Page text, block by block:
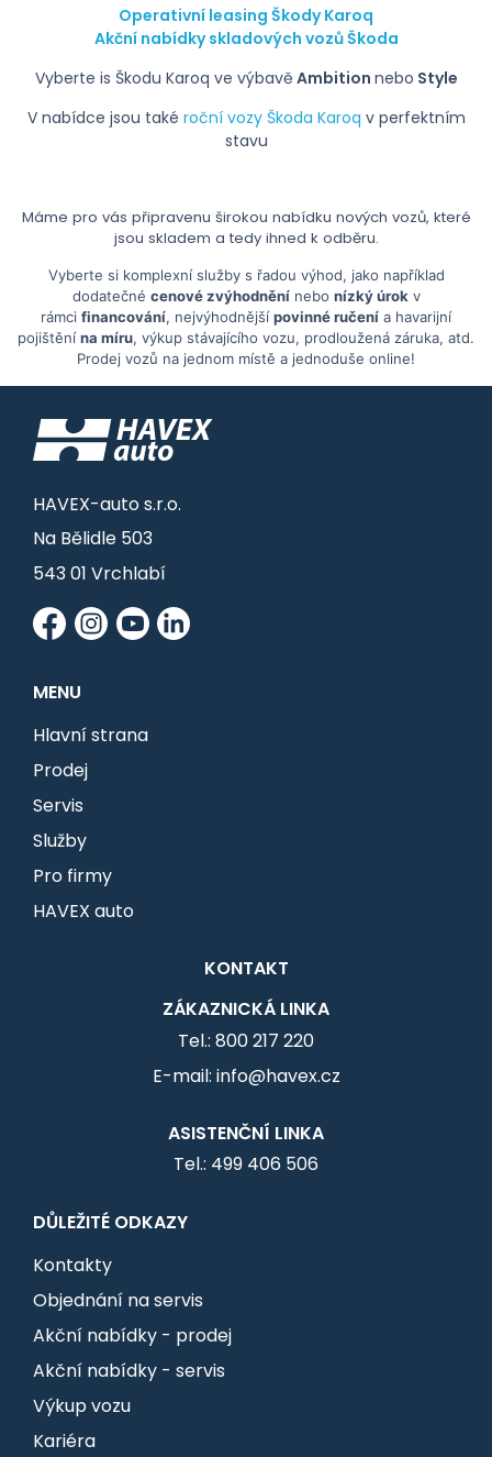
Operativní leasing Škody Karoq
Akční nabídky skladových vozů Škoda
Vyberte is Škodu Karoq ve výbavě Ambition nebo Style
V nabídce jsou také roční vozy Škoda Karoq v perfektním
stavu
Máme pro vás připravenu širokou nabídku nových vozů, které
jsou skladem a tedy ihned k odběru.
Vyberte si komplexní služby s řadou výhod, jako například
dodatečné cenové zvýhodněnínebo nízký úrok v
rámci financování, nejvýhodnější povinné ručení a havarijní
pojištění na míru, výkup stávajícího vozu, prodloužená záruka, atd.
Prodej vozů na jednom místě a jednoduše online!
HAVEX-auto s.r.o.
Na Bělidle 503
543 01 Vrchlabí
MENU
Hlavní strana
Prodej
Servis
Služby
Pro firmy
HAVEX auto
KONTAKT
ZÁKAZNICKÁ LINKA
Tel.: 800 217 220
E-mail: info@havex.cz
ASISTENČNÍ LINKA
Tel.: 499 406 506
DŮLEŽITÉ ODKAZY
Kontakty
Objednání na servis
Akční nabídky - prodej
Akční nabídky - servis
Výkup vozu
Kariéra